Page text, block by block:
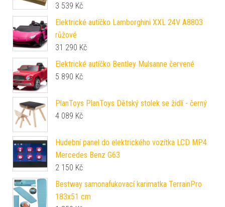
3 539 Kč
Elektrické autíčko Lamborghini XXL 24V A8803
růžové
31 290 Kč
Elektrické autíčko Bentley Mulsanne červené
5 890 Kč
PlanToys PlanToys Dětský stolek se židlí - černý
4 089 Kč
Hudební panel do elektrického vozítka LCD MP4
Mercedes Benz G63
2 150 Kč
Bestway samonafukovací karimatka TerrainPro
183x51 cm